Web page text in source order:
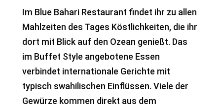
Im Blue Bahari Restaurant findet ihr zu allen
Mahlzeiten des Tages Köstlichkeiten, die ihr
dort mit Blick auf den Ozean genießt. Das
im Buffet Style angebotene Essen
verbindet internationale Gerichte mit
typisch swahilischen Einflüssen. Viele der
Gewürze kommen direkt aus dem